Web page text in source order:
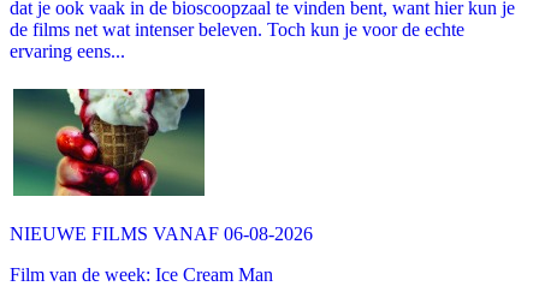
dat je ook vaak in de bioscoopzaal te vinden bent, want hier kun je
de films net wat intenser beleven. Toch kun je voor de echte
ervaring eens...
NIEUWE FILMS VANAF 06-08-2026
Film van de week: Ice Cream Man